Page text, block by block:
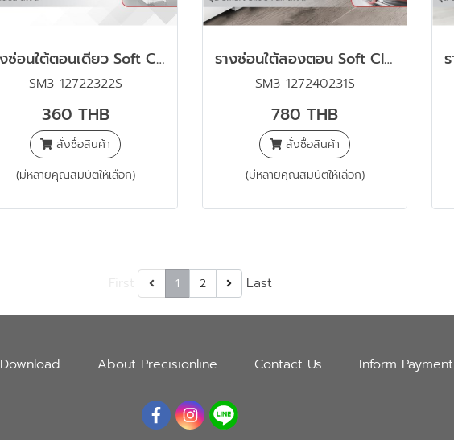
รางซ่อนใต้ตอนเดียว Soft Close รุ่น Slidea พร้อมอุปกรณ์ล็อคราง
SM3-12722322S
360 THB
สั่งซื้อสินค้า
(มีหลายคุณสมบัติให้เลือก)
รางซ่อนใต้สองตอน Soft Close รุ่น Smart Slide Full พร้อมอุปกรณ์ล็อคราง
SM3-127240231S
780 THB
สั่งซื้อสินค้า
(มีหลายคุณสมบัติให้เลือก)
1 2 Last
Download About Precisionline Contact Us Inform Payment